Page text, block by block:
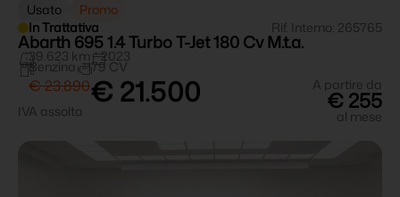
Usato
Promo
In Trattativa
Rif. Interno: 265765
Abarth 695 1.4 Turbo T-Jet 180 Cv M.t.a.
39.623 km 2023
Benzina 179 CV
€ 21.500
€ 23.890
IVA assolta
A partire da
€ 255
al mese